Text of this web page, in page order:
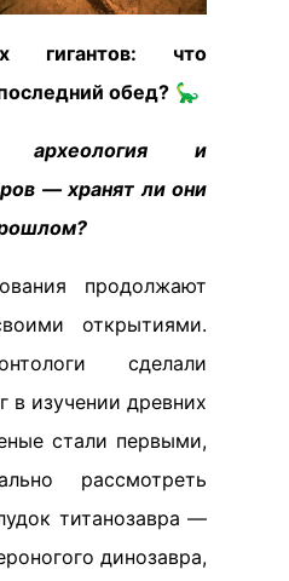
гигантов: что
обед? 🦕
археология и
— хранят ли они
продолжают
открытиями.
сделали
в изучении древних
стали первыми,
рассмотреть
титанозавра —
динозавра,